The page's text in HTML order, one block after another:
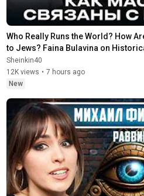
Who Really Runs the World? How
to Jews? Faina Bulavina on
Sheinkin40
12K views • 7 hours ago
New